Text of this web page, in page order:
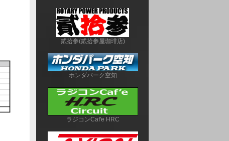
貳拾参(貳拾参屋珈琲店)
ホンダパーク空知
ラジコンCaf'e HRC